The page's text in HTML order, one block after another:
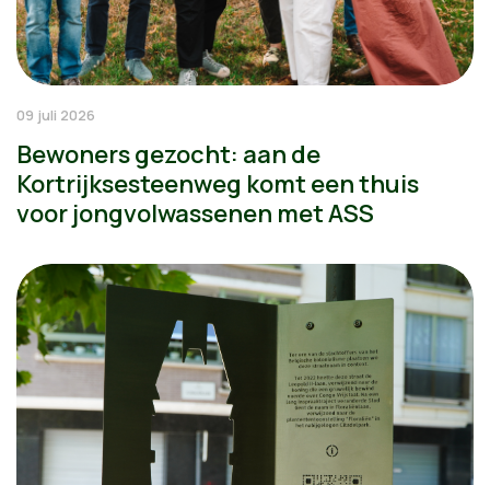
09 juli 2026
Bewoners gezocht: aan de
Kortrijksesteenweg komt een thuis
voor jongvolwassenen met ASS